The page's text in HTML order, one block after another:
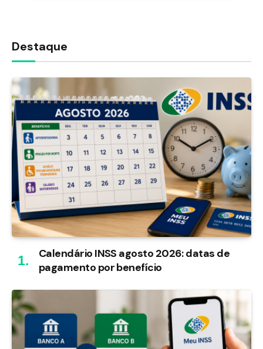
Destaque
Calendário INSS agosto 2026: datas de
pagamento por benefício